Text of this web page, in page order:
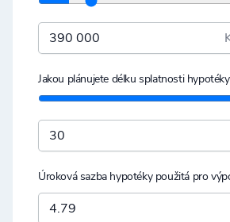
Jakou plánujete délku splatnosti
Úroková sazba hypotéky použitá pro